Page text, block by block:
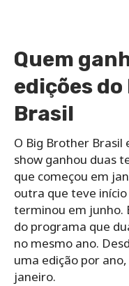
Quem
edições
Brasil
O Big Brother
show ganhou duas
que começou em
outra que teve
terminou em junho.
do programa que
no mesmo ano.
uma edição por
janeiro.